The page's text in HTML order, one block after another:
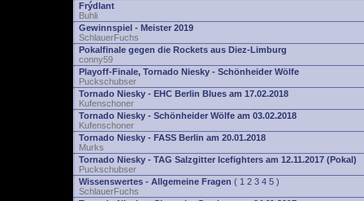
Frýdlant
Buhli
Gewinnspiel - Meister 2019
SchlauerFuchs
Pokalfinale gegen die Rockets aus Diez-Limburg
conny59
Playoff-Finale, Tornado Niesky - Schönheider Wölfe
Puckschubser
Tornado Niesky - EHC Berlin Blues am 17.02.2018
Kufenschoner
Tornado Niesky - Schönheider Wölfe am 03.02.2018
Kufenschoner
Tornado Niesky - FASS Berlin am 20.01.2018
Murks
Tornado Niesky - TAG Salzgitter Icefighters am 12.11.2017 (Pokal)
Puckschubser
Wissenswertes - Allgemeine Fragen ( 1 2 3 4 5 )
SchlauerFuchs